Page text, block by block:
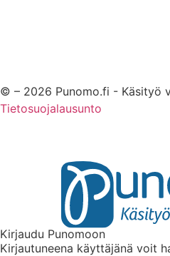
© – 2026 Punomo.fi - Käsityö
Tietosuojalausunto
Kirjaudu Punomoon
Kirjautuneena käyttäjänä voit